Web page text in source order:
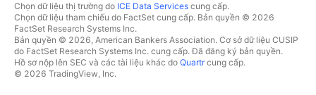
Chọn dữ liệu thị trường do ICE Data Services cung cấp.
Chọn dữ liệu tham chiếu do FactSet cung cấp. Bản quyền © 2026
FactSet Research Systems Inc.
Bản quyền © 2026, American Bankers Association. Cơ sở dữ liệu CUSIP
do FactSet Research Systems Inc. cung cấp. Đã đăng ký bản quyền.
Hồ sơ nộp lên SEC và các tài liệu khác do Quartrcung cấp.
© 2026 TradingView, Inc.